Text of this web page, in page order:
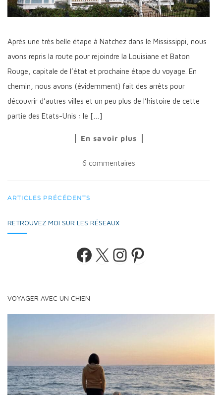
Après une très belle étape à Natchez dans le Mississippi, nous
avons repris la route pour rejoindre la Louisiane et Baton
Rouge, capitale de l’état et prochaine étape du voyage. En
chemin, nous avons (évidemment) fait des arrêts pour
découvrir d’autres villes et un peu plus de l’histoire de cette
partie des Etats-Unis : le […]
En savoir plus
6 commentaires
NAVIGATION
SEIN
ARTICLES PRÉCÉDENTS
RETROUVEZ MOI SUR LES RÉSEAUX
Facebook
X Instagram
Pinterest
VOYAGER AVEC UN CHIEN